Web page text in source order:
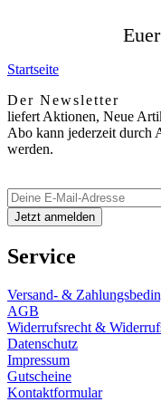
Startseite
Der Newsletter
liefert Aktionen, Neue
Abo kann jederzeit durch
werden.
Service
Versand- &
AGB
Widerrufsrecht &
Datenschutz
Impressum
Gutscheine
Kontaktformular